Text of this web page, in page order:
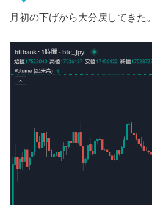
月初の下げから大分戻してきた。